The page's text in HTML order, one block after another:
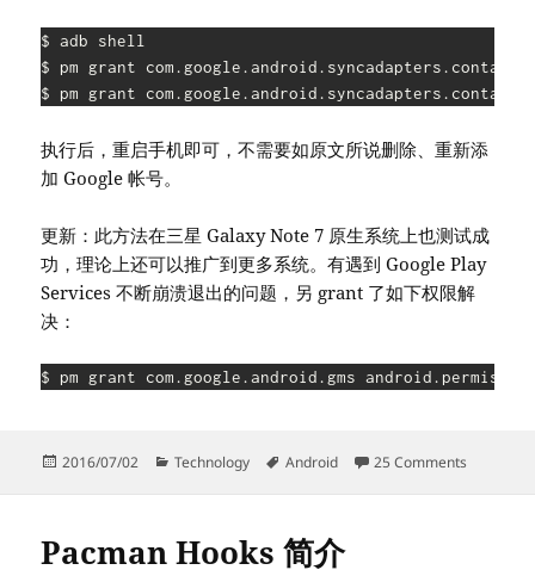
$ adb shell
$ pm grant com.google.android.syncadapters.contacts
执行后，重启手机即可，不需要如原文所说删除、重新添
加 Google 帐号。
更新：此方法在三星 Galaxy Note 7 原生系统上也测试成
功，理论上还可以推广到更多系统。有遇到 Google Play
Services 不断崩溃退出的问题，另 grant 了如下权限解
决：
Posted
2016/07/02 Categories
Technology Tags
Android 25 Comments
Pacman Hooks 简介